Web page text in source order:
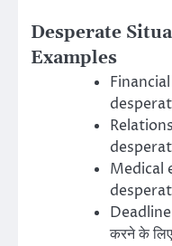
Desperate
Examples
Financial
Medical
करने के